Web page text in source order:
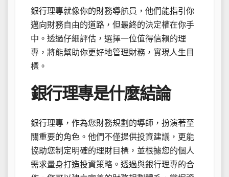
銀行理專就像你的財務導航員，他們能指引你
邁向財務自由的道路，但最終的決定權在你手
中。透過仔細評估，選擇一位值得信賴的理
專，將能幫助你更好地管理財務，實現人生目
標。
銀行理專是什麼結論
銀行理專，作為您財務規劃的導師，扮演著至
關重要的角色。他們不僅提供投資建議，更能
協助您制定明確的理財目標，並根據您的個人
需求量身打造投資策略。透過與銀行理專的合